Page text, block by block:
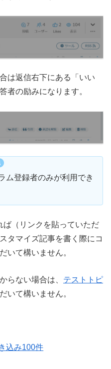
は返信右下にある「いい
者の励みになります。
ム登録者のみが利用でき
ば（リンクを貼っていただ
タマイズ記事を書く際にコ
いて構いません。
らない場合は、 テストトピ
いて構いません。
込み100件